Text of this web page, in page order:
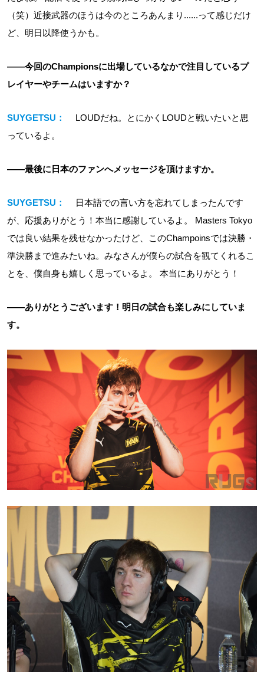
（笑）近接武器のほうは今のところあんまり......って感じだけ
ど、明日以降使うかも。
――今回のChampionsに出場しているなかで注目しているプ
レイヤーやチームはいますか？
SUYGETSU：
LOUDだね。とにかくLOUDと戦いたいと思
っているよ。
――最後に日本のファンへメッセージを頂けますか。
SUYGETSU：
日本語での言い方を忘れてしまったんです
が、応援ありがとう！本当に感謝しているよ。 Masters Tokyo
では良い結果を残せなかったけど、このChampoinsでは決勝・
準決勝まで進みたいね。みなさんが僕らの試合を観てくれるこ
とを、僕自身も嬉しく思っているよ。 本当にありがとう！
――ありがとうございます！明日の試合も楽しみにしていま
す。